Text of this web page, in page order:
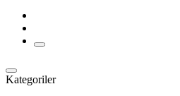
Kategoriler